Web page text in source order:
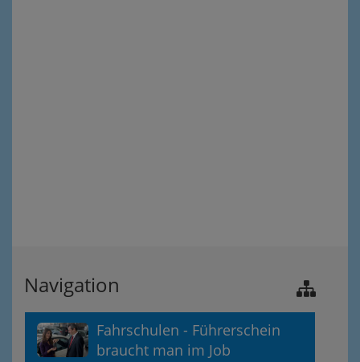
Navigation
Fahrschulen - Führerschein
braucht man im Job